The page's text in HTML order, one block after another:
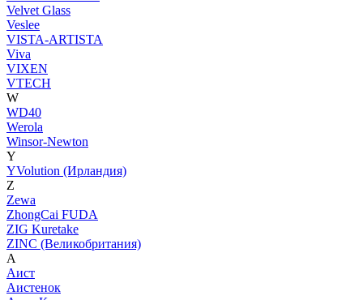
Velvet Glass
Veslee
VISTA-ARTISTA
Viva
VIXEN
VTECH
W
WD40
Werola
Winsor-Newton
Y
YVolution (Ирландия)
Z
Zewa
ZhongCai FUDA
ZIG Kuretake
ZINC (Великобритания)
А
Аист
Аистенок